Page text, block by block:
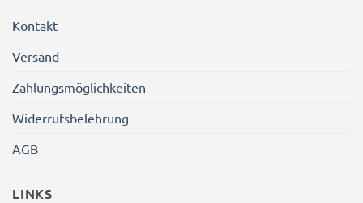
Kontakt
Versand
Zahlungsmöglichkeiten
Widerrufsbelehrung
AGB
LINKS